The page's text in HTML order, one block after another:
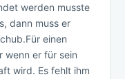
werden musste
dann muss er
einen
wenn er für sein
wird. Es fehlt ihm